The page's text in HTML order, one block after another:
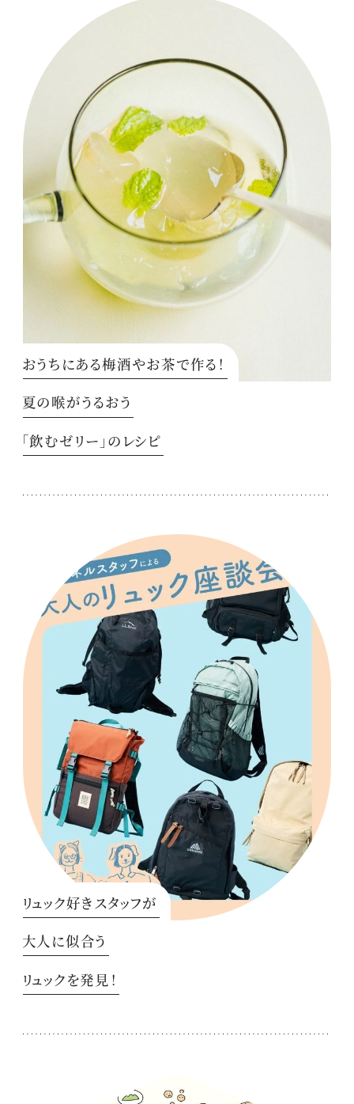
おうちにある梅酒やお茶で作る！
夏の喉がうるおう
「飲むゼリー」のレシピ
リュック好きスタッフが
大人に似合う
リュックを発見！